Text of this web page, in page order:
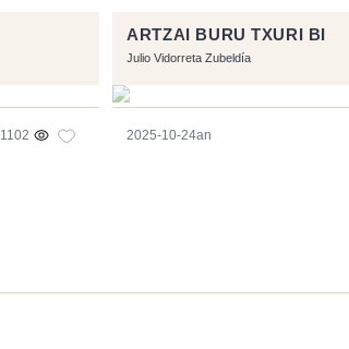
1102
ARTZAI BURU TXURI BI
Julio Vidorreta Zubeldía
2025-10-24an